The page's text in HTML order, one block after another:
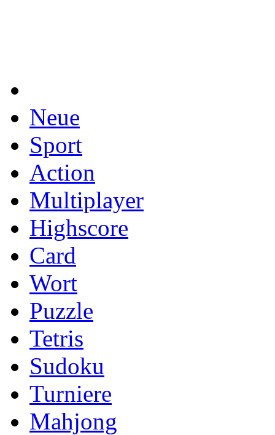
Neue
Sport
Action
Multiplayer
Highscore
Card
Wort
Puzzle
Tetris
Sudoku
Turniere
Mahjong